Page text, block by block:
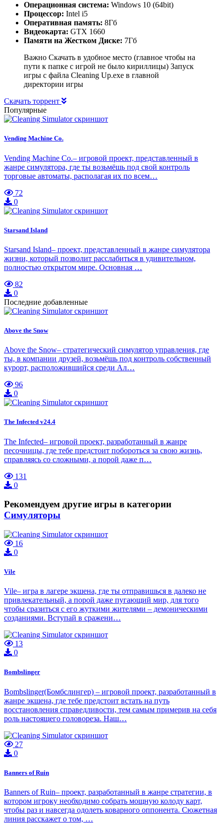
Операционная система: Windows 10 (64bit)
Процессор: Intel i5
Оперативная память: 8Гб
Видеокарта: GTX 1660
Памяти на Жестком Диске: 7Гб
Важно Скачать в удобное место (главное чтобы на
пути к папке с игрой не было кириллицы) Запуск
игры с файла Cleaning Up.exe в главной
директории игры
Скачать торрент
Популярные
Vending Machine Co.
Vending Machine Co.– игровой проект, представленный в
жанре симулятора, где ты возьмёшь под свой контроль
торговые автоматы, располагая их по всем…
72
0
Starsand Island
Starsand Island– проект, представленный в жанре симулятора
жизни, который позволит расслабиться в удивительном,
полностью открытом мире. Основная …
82
0
Последние добавленные
Above the Snow
Above the Snow– стратегический симулятор управления, где
ты, в компании друзей, возьмёшь под контроль собственный
курорт, расположившийся среди Ал…
96
0
The Infected v24.4
The Infected– игровой проект, разработанный в жанре
песочницы, где тебе предстоит побороться за свою жизнь,
справляясь со сложными, а порой даже п…
131
0
Рекомендуем другие игры в категории
Симуляторы
16
0
Vile
Vile– игра в лагере экшена, где ты отправишься в далеко не
привлекательный, а порой даже пугающий мир, для того
чтобы сразиться с его жуткими жителями – демоническими
созданиями. Вступай в сражени…
13
0
Bombslinger
Bombslinger(Бомбслингер) – игровой проект, разработанный в
жанре экшена, где тебе предстоит встать на путь
восстановления справедливости, тем самым примерив на себя
роль настоящего головореза. Наш…
27
0
Banners of Ruin
Banners of Ruin– проект, разработанный в жанре стратегии, в
котором игроку необходимо собрать мощную колоду карт,
чтобы раз и навсегда одолеть коварного оппонента. Сюжетная
линия расскажет о том, …